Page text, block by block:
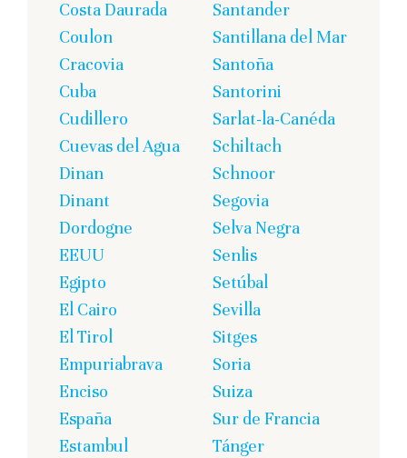
Costa Daurada
Coulon
Cracovia
Cuba
Cudillero
Cuevas del Agua
Dinan
Dinant
Dordogne
EEUU
Egipto
El Cairo
El Tirol
Empuriabrava
Enciso
España
Estambul
Santander
Santillana del Mar
Santoña
Santorini
Sarlat-la-Canéda
Schiltach
Schnoor
Segovia
Selva Negra
Senlis
Setúbal
Sevilla
Sitges
Soria
Suiza
Sur de Francia
Tánger